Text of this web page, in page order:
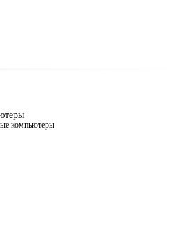
компьютеры